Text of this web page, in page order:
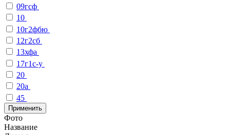
09гсф
10
10г2фбю
12г2сб
13хфа
17г1с-у
20
20а
45
Применить
Фото
Название